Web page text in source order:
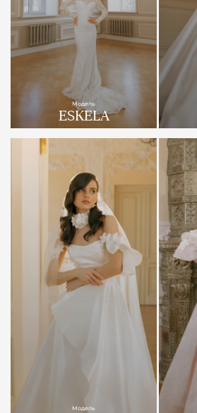
Модель
ESKELA
Модель